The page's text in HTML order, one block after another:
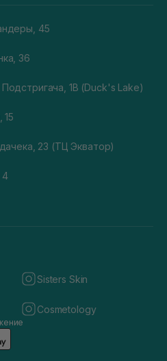
45
36
1В (Duck's Lake)
15
23 (ТЦ Экватор)
4
Sisters Skin
Cosmetology